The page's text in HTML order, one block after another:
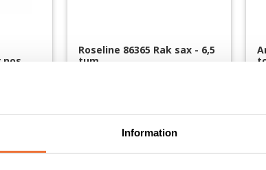
Information
nos
ca 14
Lägg till i favoriter
Roseline 86365 Rak sax - 6,5
tum
879kr
Lägg till i